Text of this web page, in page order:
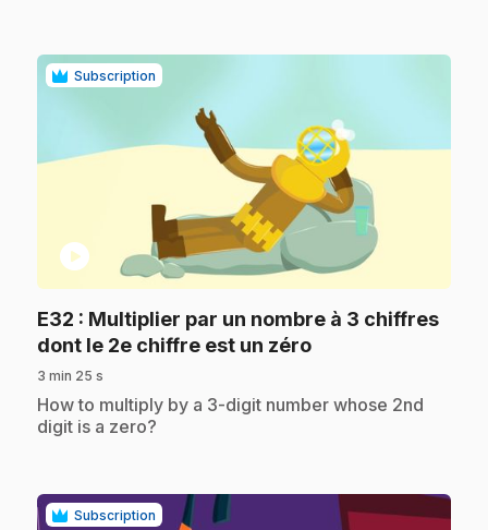
Subscription
play_circle
E32 : Multiplier par un nombre à 3 chiffres
dont le 2e chiffre est un zéro.
3 min 25 s
.How to multiply by a 3-digit number whose 2nd
digit is a zero?
Subscription